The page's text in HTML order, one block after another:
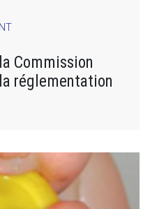
Commission
réglementation